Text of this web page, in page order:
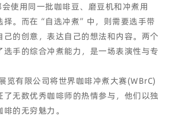
使用同一批咖啡豆、磨豆机和冲煮用
择。而在“自选冲煮”中，则需要选手带
的创意，表达自己的想法和内容。两个
手的综合冲煮能力，是一场表演性与专
览有限公司将世界咖啡冲煮大赛(WBrC)
无数优秀咖啡师的热情参与，他们以独
的无穷魅力。